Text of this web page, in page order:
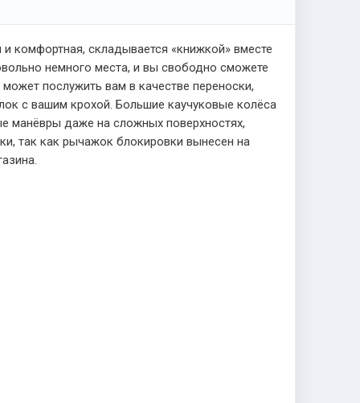
комфортная, складывается «книжкой» вместе
немного места, и вы свободно сможете
послужить вам в качестве переноски,
с вашим крохой. Большие каучуковые колёса
манёвры даже на сложных поверхностях,
так как рычажок блокировки вынесен на